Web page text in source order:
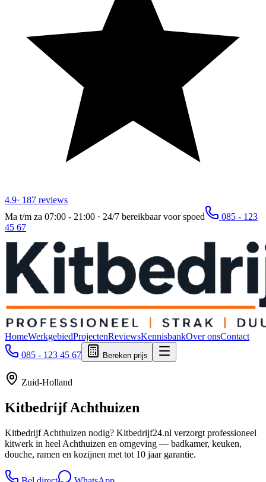
4.9· 187 reviews
Ma t/m za 07:00 - 21:00 · 24/7 bereikbaar voor spoed
085 - 123
45 67
HomeWerkgebiedProjectenReviewsKennisbankOver onsContact
085 - 123 45 67
Bereken prijs
Zuid-Holland
KitbedrijfAchthuizen
Kitbedrijf Achthuizen nodig? Kitbedrijf24.nl verzorgt professioneel
kitwerk in heel Achthuizen en omgeving — badkamer, keuken,
douche, ramen en kozijnen met tot 10 jaar garantie.